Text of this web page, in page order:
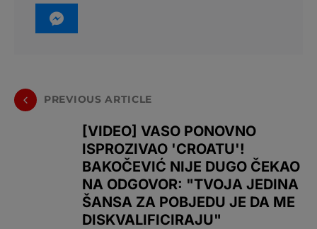
PREVIOUS ARTICLE
[VIDEO] VASO PONOVNO
ISPROZIVAO 'CROATU'!
BAKOČEVIĆ NIJE DUGO ČEKAO
NA ODGOVOR: "TVOJA JEDINA
ŠANSA ZA POBJEDU JE DA ME
DISKVALIFICIRAJU"